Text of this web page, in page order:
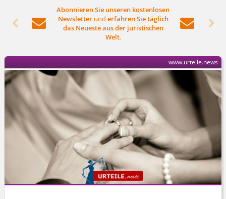
 
Abonnieren Sie unseren kostenlosen
Newsletterund erfahren Sie täglich
das Neueste aus der juristischen
Welt.
 
www.urteile.news